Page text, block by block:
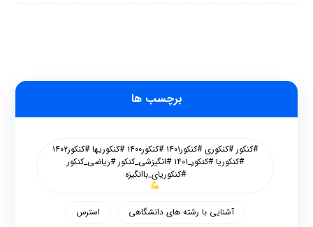
برچسب ها
#کنکور #کنکوری #کنکور۱۴۰۱ #کنکور۱۴۰۰ #کنکوریها #کنکور۱۴۰۲
#کنکوریا #کنکور_۱۴۰۱ #انگیزشی_کنکور #ریاضی_کنکور
#کنکوریای_باانگیزه
آشنایی با رشته های دانشگاهی استرس